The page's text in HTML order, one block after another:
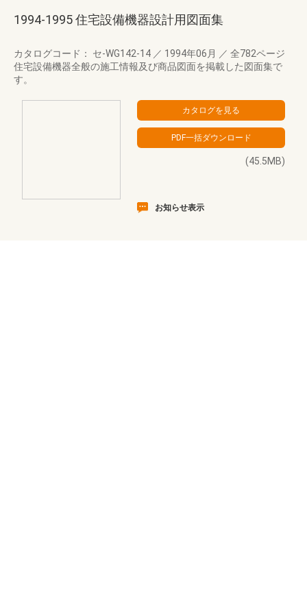
1994-1995 住宅設備機器設計用図面集
カタログコード： セ-WG142-14 ／ 1994年06月 ／ 全782ページ
住宅設備機器全般の施工情報及び商品図面を掲載した図面集で
す。
(45.5MB)
お知らせ表示